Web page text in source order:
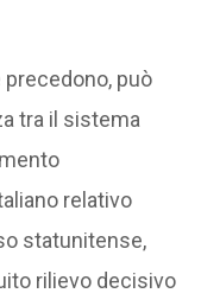
può
tra il sistema
relativo
statunitense,
rilievo decisivo